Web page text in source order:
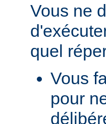
Vous ne
quel
Vous
pour